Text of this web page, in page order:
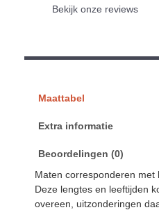
Bekijk onze reviews
Maattabel
Extra informatie
Beoordelingen (0)
Maten corresponderen met
Deze lengtes en leeftijden
overeen, uitzonderingen